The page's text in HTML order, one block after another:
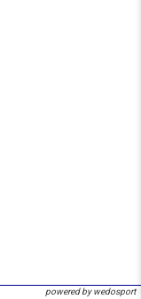
powered by wedosport